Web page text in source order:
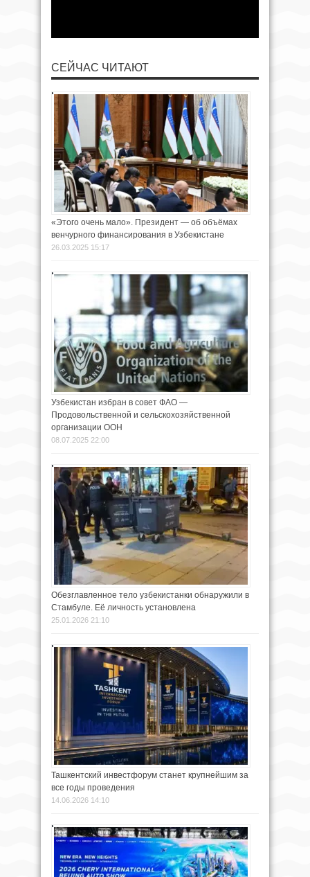
СЕЙЧАС ЧИТАЮТ
«Этого очень мало». Президент — об объёмах
венчурного финансирования в Узбекистане
26.03.2025 15:17
Узбекистан избран в совет ФАО —
Продовольственной и сельскохозяйственной
организации ООН
08.07.2025 22:00
Обезглавленное тело узбекистанки обнаружили в
Стамбуле. Её личность установлена
25.01.2026 21:10
Ташкентский инвестфорум станет крупнейшим за
все годы проведения
14.06.2026 14:10